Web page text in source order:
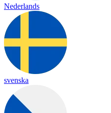
Nederlands
svenska